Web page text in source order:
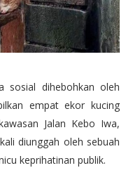
sosial dihebohkan oleh
empat ekor kucing
Jalan Kebo Iwa,
diunggah oleh sebuah
keprihatinan publik.